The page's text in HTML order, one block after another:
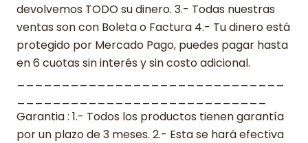
devolvemos TODO su dinero. 3.- Todas nuestras
ventas son con Boleta o Factura 4.- Tu dinero está
protegido por Mercado Pago, puedes pagar hasta
en 6 cuotas sin interés y sin costo adicional.
Garantia : 1.- Todos los productos tienen garantía
por un plazo de 3 meses. 2.- Esta se hará efectiva